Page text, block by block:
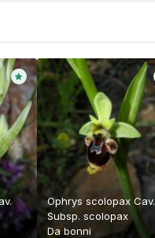
Ophrys scolopax Cav.
Subsp. scolopax
Da bonni